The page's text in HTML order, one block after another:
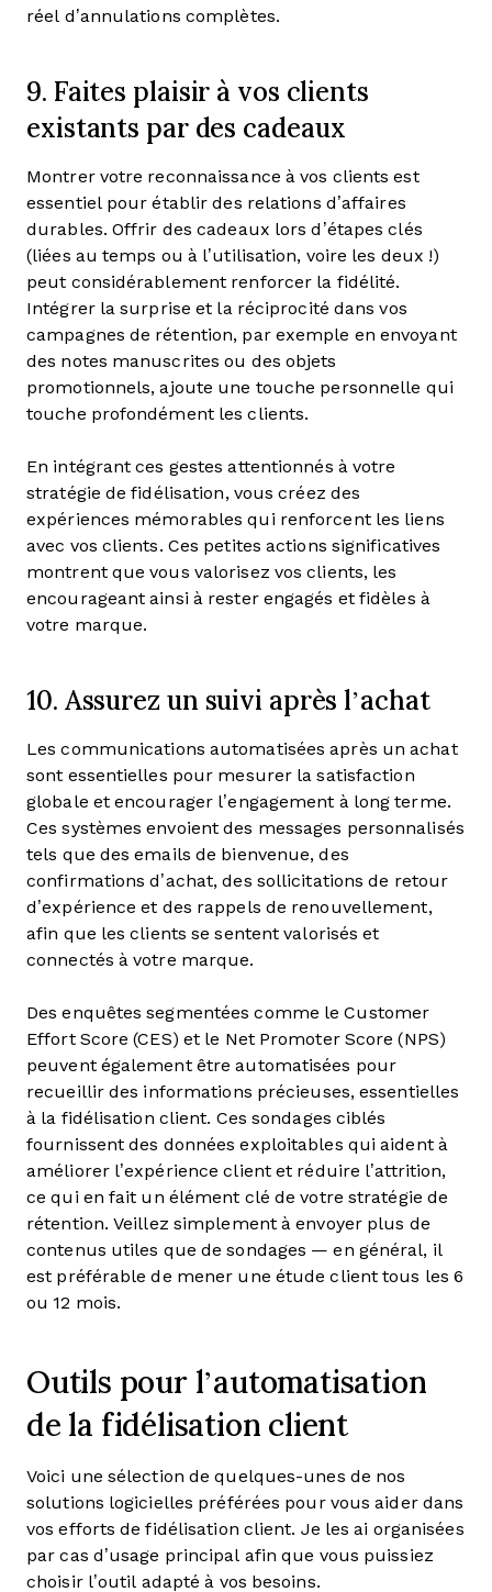
réel d’annulations complètes.
9. Faites plaisir à vos clients
existants par des cadeaux
Montrer votre reconnaissance à vos clients est
essentiel pour établir des relations d’affaires
durables. Offrir des cadeaux lors d’étapes clés
(liées au temps ou à l’utilisation, voire les deux !)
peut considérablement renforcer la fidélité.
Intégrer la surprise et la réciprocité dans vos
campagnes de rétention, par exemple en envoyant
des notes manuscrites ou des objets
promotionnels, ajoute une touche personnelle qui
touche profondément les clients.
En intégrant ces gestes attentionnés à votre
stratégie de fidélisation, vous créez des
expériences mémorables qui renforcent les liens
avec vos clients. Ces petites actions significatives
montrent que vous valorisez vos clients, les
encourageant ainsi à rester engagés et fidèles à
votre marque.
10. Assurez un suivi après l’achat
Les communications automatisées après un achat
sont essentielles pour mesurer la satisfaction
globale et encourager l’engagement à long terme.
Ces systèmes envoient des messages personnalisés
tels que des emails de bienvenue, des
confirmations d’achat, des sollicitations de retour
d’expérience et des rappels de renouvellement,
afin que les clients se sentent valorisés et
connectés à votre marque.
Des enquêtes segmentées comme le Customer
Effort Score (CES) et le Net Promoter Score (NPS)
peuvent également être automatisées pour
recueillir des informations précieuses, essentielles
à la fidélisation client. Ces sondages ciblés
fournissent des données exploitables qui aident à
améliorer l’expérience client et réduire l’attrition,
ce qui en fait un élément clé de votre stratégie de
rétention. Veillez simplement à envoyer plus de
contenus utiles que de sondages — en général, il
est préférable de mener une étude client tous les 6
ou 12 mois.
Outils pour l’automatisation
de la fidélisation client
Voici une sélection de quelques-unes de nos
solutions logicielles préférées pour vous aider dans
vos efforts de fidélisation client. Je les ai organisées
par cas d’usage principal afin que vous puissiez
choisir l’outil adapté à vos besoins.